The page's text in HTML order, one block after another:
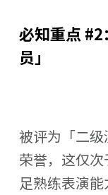
必知重点
员」
被评为「二
荣誉，这仅
足熟练表演